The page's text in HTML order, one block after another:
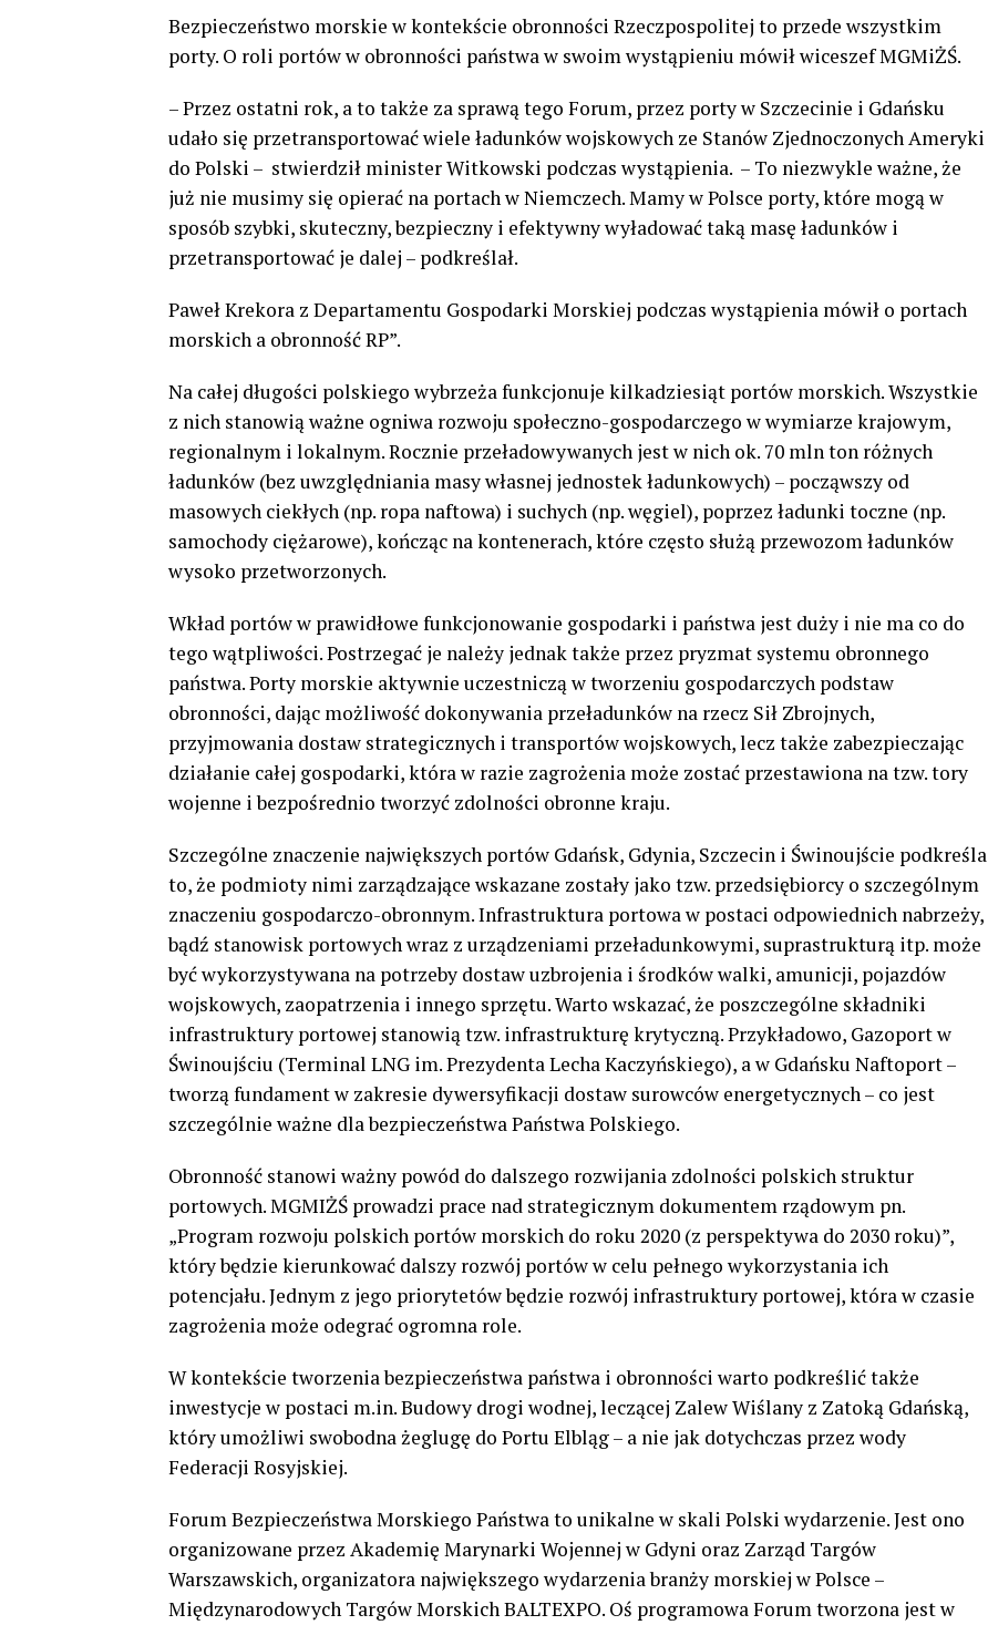
Bezpieczeństwo morskie w kontekście obronności Rzeczpospolitej to przede wszystkim
porty. O roli portów w obronności państwa w swoim wystąpieniu mówił wiceszef MGMiŻŚ.
– Przez ostatni rok, a to także za sprawą tego Forum, przez porty w Szczecinie i Gdańsku
udało się przetransportować wiele ładunków wojskowych ze Stanów Zjednoczonych Ameryki
do Polski – stwierdził minister Witkowski podczas wystąpienia. – To niezwykle ważne, że
już nie musimy się opierać na portach w Niemczech. Mamy w Polsce porty, które mogą w
sposób szybki, skuteczny, bezpieczny i efektywny wyładować taką masę ładunków i
przetransportować je dalej – podkreślał.
Paweł Krekora z Departamentu Gospodarki Morskiej podczas wystąpienia mówił o portach
morskich a obronność RP”.
Na całej długości polskiego wybrzeża funkcjonuje kilkadziesiąt portów morskich. Wszystkie
z nich stanowią ważne ogniwa rozwoju społeczno-gospodarczego w wymiarze krajowym,
regionalnym i lokalnym. Rocznie przeładowywanych jest w nich ok. 70 mln ton różnych
ładunków (bez uwzględniania masy własnej jednostek ładunkowych) – począwszy od
masowych ciekłych (np. ropa naftowa) i suchych (np. węgiel), poprzez ładunki toczne (np.
samochody ciężarowe), kończąc na kontenerach, które często służą przewozom ładunków
wysoko przetworzonych.
Wkład portów w prawidłowe funkcjonowanie gospodarki i państwa jest duży i nie ma co do
tego wątpliwości. Postrzegać je należy jednak także przez pryzmat systemu obronnego
państwa. Porty morskie aktywnie uczestniczą w tworzeniu gospodarczych podstaw
obronności, dając możliwość dokonywania przeładunków na rzecz Sił Zbrojnych,
przyjmowania dostaw strategicznych i transportów wojskowych, lecz także zabezpieczając
działanie całej gospodarki, która w razie zagrożenia może zostać przestawiona na tzw. tory
wojenne i bezpośrednio tworzyć zdolności obronne kraju.
Szczególne znaczenie największych portów Gdańsk, Gdynia, Szczecin i Świnoujście podkreśla
to, że podmioty nimi zarządzające wskazane zostały jako tzw. przedsiębiorcy o szczególnym
znaczeniu gospodarczo-obronnym. Infrastruktura portowa w postaci odpowiednich nabrzeży,
bądź stanowisk portowych wraz z urządzeniami przeładunkowymi, suprastrukturą itp. może
być wykorzystywana na potrzeby dostaw uzbrojenia i środków walki, amunicji, pojazdów
wojskowych, zaopatrzenia i innego sprzętu. Warto wskazać, że poszczególne składniki
infrastruktury portowej stanowią tzw. infrastrukturę krytyczną. Przykładowo, Gazoport w
Świnoujściu (Terminal LNG im. Prezydenta Lecha Kaczyńskiego), a w Gdańsku Naftoport –
tworzą fundament w zakresie dywersyfikacji dostaw surowców energetycznych – co jest
szczególnie ważne dla bezpieczeństwa Państwa Polskiego.
Obronność stanowi ważny powód do dalszego rozwijania zdolności polskich struktur
portowych. MGMIŻŚ prowadzi prace nad strategicznym dokumentem rządowym pn.
„Program rozwoju polskich portów morskich do roku 2020 (z perspektywa do 2030 roku)”,
który będzie kierunkować dalszy rozwój portów w celu pełnego wykorzystania ich
potencjału. Jednym z jego priorytetów będzie rozwój infrastruktury portowej, która w czasie
zagrożenia może odegrać ogromna role.
W kontekście tworzenia bezpieczeństwa państwa i obronności warto podkreślić także
inwestycje w postaci m.in. Budowy drogi wodnej, leczącej Zalew Wiślany z Zatoką Gdańską,
który umożliwi swobodna żeglugę do Portu Elbląg – a nie jak dotychczas przez wody
Federacji Rosyjskiej.
Forum Bezpieczeństwa Morskiego Państwa to unikalne w skali Polski wydarzenie. Jest ono
organizowane przez Akademię Marynarki Wojennej w Gdyni oraz Zarząd Targów
Warszawskich, organizatora największego wydarzenia branży morskiej w Polsce –
Międzynarodowych Targów Morskich BALTEXPO. Oś programowa Forum tworzona jest w